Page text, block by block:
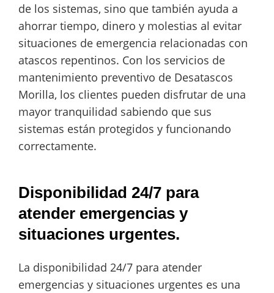
de los sistemas, sino que también ayuda a
ahorrar tiempo, dinero y molestias al evitar
situaciones de emergencia relacionadas con
atascos repentinos. Con los servicios de
mantenimiento preventivo de Desatascos
Morilla, los clientes pueden disfrutar de una
mayor tranquilidad sabiendo que sus
sistemas están protegidos y funcionando
correctamente.
Disponibilidad 24/7 para
atender emergencias y
situaciones urgentes.
La disponibilidad 24/7 para atender
emergencias y situaciones urgentes es una